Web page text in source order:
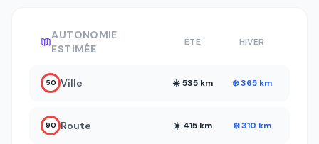
AUTONOMIE
ESTIMÉE
ÉTÉ HIVER
50 Ville ☀️ 535 km ❄️ 365 km
90 Route ☀️ 415 km ❄️ 310 km